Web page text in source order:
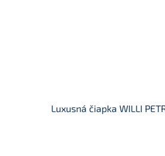
Luxusná čiapka WILLI